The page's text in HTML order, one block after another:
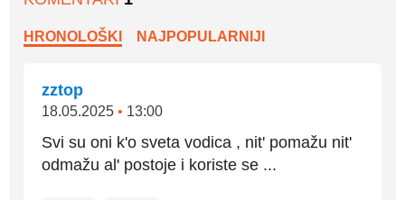
HRONOLOŠKI NAJPOPULARNIJI
zztop
18.05.2025 • 13:00
Svi su oni k'o sveta vodica , nit' pomažu nit'
odmažu al' postoje i koriste se ...